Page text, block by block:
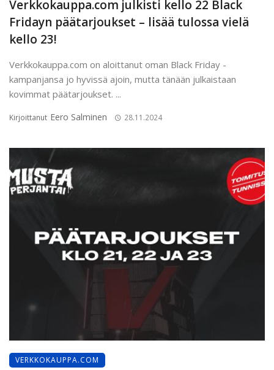
Verkkokauppa.com julkisti kello 22 Black
Fridayn päätarjoukset – lisää tulossa vielä
kello 23!
Verkkokauppa.com on aloittanut oman Black Friday -
kampanjansa jo hyvissä ajoin, mutta tänään julkaistaan
kovimmat päätarjoukset. ...
Kirjoittanut Eero Salminen 28.11.2024
VERKKOKAUPPA.COM